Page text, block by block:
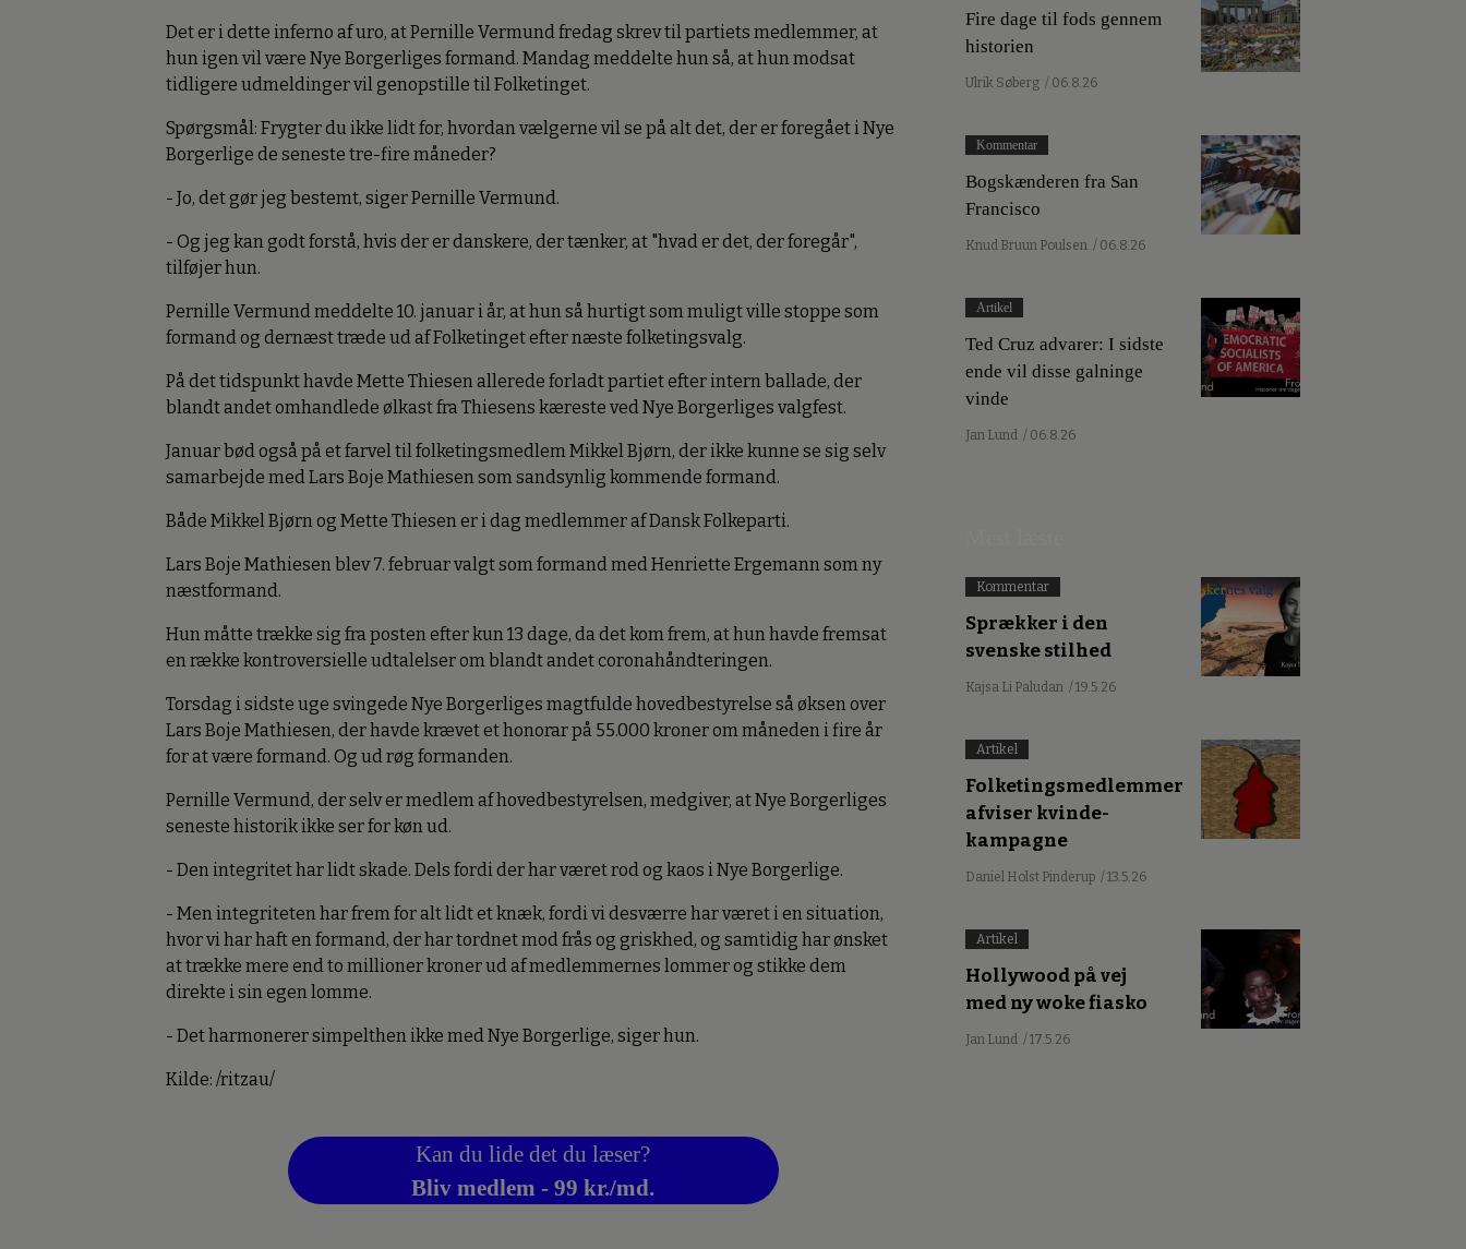
Det er i dette inferno af uro, at Pernille Vermund fredag skrev til partiets medlemmer, at
hun igen vil være Nye Borgerliges formand. Mandag meddelte hun så, at hun modsat
tidligere udmeldinger vil genopstille til Folketinget.
Spørgsmål: Frygter du ikke lidt for, hvordan vælgerne vil se på alt det, der er foregået i Nye
Borgerlige de seneste tre-fire måneder?
- Jo, det gør jeg bestemt, siger Pernille Vermund.
- Og jeg kan godt forstå, hvis der er danskere, der tænker, at "hvad er det, der foregår",
tilføjer hun.
Pernille Vermund meddelte 10. januar i år, at hun så hurtigt som muligt ville stoppe som
formand og dernæst træde ud af Folketinget efter næste folketingsvalg.
På det tidspunkt havde Mette Thiesen allerede forladt partiet efter intern ballade, der
blandt andet omhandlede ølkast fra Thiesens kæreste ved Nye Borgerliges valgfest.
Januar bød også på et farvel til folketingsmedlem Mikkel Bjørn, der ikke kunne se sig selv
samarbejde med Lars Boje Mathiesen som sandsynlig kommende formand.
Både Mikkel Bjørn og Mette Thiesen er i dag medlemmer af Dansk Folkeparti.
Lars Boje Mathiesen blev 7. februar valgt som formand med Henriette Ergemann som ny
næstformand.
Hun måtte trække sig fra posten efter kun 13 dage, da det kom frem, at hun havde fremsat
en række kontroversielle udtalelser om blandt andet coronahåndteringen.
Torsdag i sidste uge svingede Nye Borgerliges magtfulde hovedbestyrelse så øksen over
Lars Boje Mathiesen, der havde krævet et honorar på 55.000 kroner om måneden i fire år
for at være formand. Og ud røg formanden.
Pernille Vermund, der selv er medlem af hovedbestyrelsen, medgiver, at Nye Borgerliges
seneste historik ikke ser for køn ud.
- Den integritet har lidt skade. Dels fordi der har været rod og kaos i Nye Borgerlige.
- Men integriteten har frem for alt lidt et knæk, fordi vi desværre har været i en situation,
hvor vi har haft en formand, der har tordnet mod frås og griskhed, og samtidig har ønsket
at trække mere end to millioner kroner ud af medlemmernes lommer og stikke dem
direkte i sin egen lomme.
- Det harmonerer simpelthen ikke med Nye Borgerlige, siger hun.
Kilde: /ritzau/
Kan du lide det du læser?
Bliv medlem - 99 kr./md.
Fire dage til fods gennem
historien
Ulrik Søberg / 06.8.26
Kommentar
Bogskænderen fra San
Francisco
Knud Bruun Poulsen / 06.8.26
Artikel
Ted Cruz advarer: I sidste
ende vil disse galninge
vinde
Jan Lund / 06.8.26
Kommentar
Sprækker i den
svenske stilhed
Kajsa Li Paludan / 19.5.26
Artikel
Folketingsmedlemmer
afviser kvinde-
kampagne
Daniel Holst Pinderup / 13.5.26
Artikel
Hollywood på vej
med ny woke fiasko
Jan Lund / 17.5.26